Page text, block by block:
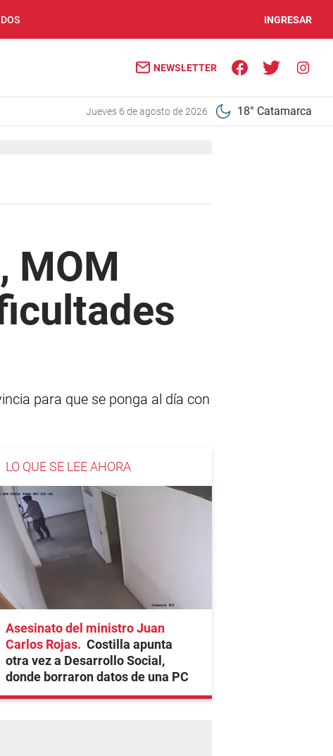
INGRESAR
NEWSLETTER
jueves 6 de agosto de 2026 18° Catamarca
MOM
para que se ponga al día con
LO QUE SE LEE AHORA
Asesinato del ministro Juan
Carlos Rojas
Costilla apunta
otra vez a Desarrollo Social,
donde borraron datos de una PC